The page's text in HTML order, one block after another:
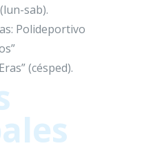
sab).
Polideportivo
(césped).